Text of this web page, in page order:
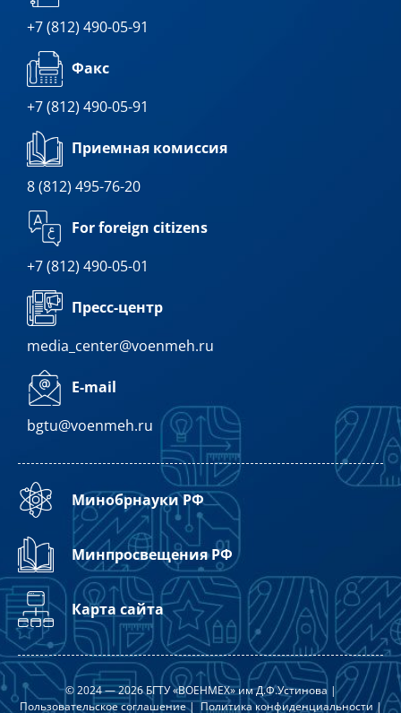
+7 (812) 490-05-91
Факс
+7 (812) 490-05-91
Приемная комиссия
8 (812) 495-76-20
For foreign citizens
+7 (812) 490-05-01
Пресс-центр
media_center@voenmeh.ru
E-mail
bgtu@voenmeh.ru
Минобрнауки РФ
Минпросвещения РФ
Карта сайта
© 2024 — 2026 БГТУ «ВОЕНМЕХ» им Д.Ф.Устинова |
Пользовательское соглашение|Политика конфиденциальности |